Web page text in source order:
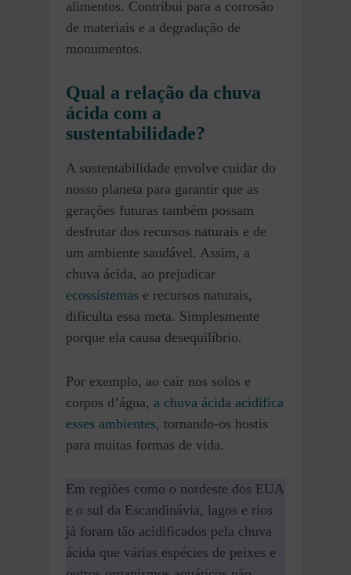
alimentos. Contribui para a corrosão
de materiais e a degradação de
monumentos.
Qual a relação da chuva
ácida com a
sustentabilidade?
A sustentabilidade envolve cuidar do
nosso planeta para garantir que as
gerações futuras também possam
desfrutar dos recursos naturais e de
um ambiente saudável. Assim, a
chuva ácida, ao prejudicar
ecossistemas e recursos naturais,
dificulta essa meta. Simplesmente
porque ela causa desequilíbrio.
Por exemplo, ao cair nos solos e
corpos d’água, a chuva ácida acidifica
esses ambientes, tornando-os hostis
para muitas formas de vida.
Em regiões como o nordeste dos EUA
e o sul da Escandinávia, lagos e rios
já foram tão acidificados pela chuva
ácida que várias espécies de peixes e